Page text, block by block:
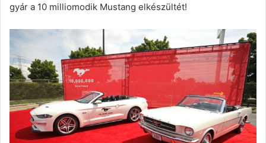
gyár a 10 milliomodik Mustang elkészültét!